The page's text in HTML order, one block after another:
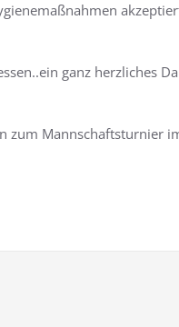
ganz herzliches
zum Mannschaftsturnier